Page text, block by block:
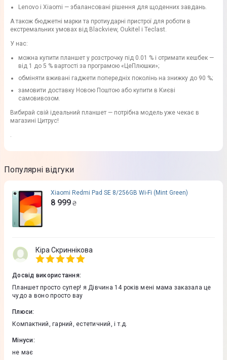
Lenovo і Xiaomi — збалансовані рішення для щоденних завдань.
А також бюджетні марки та протиударні пристрої для роботи в
екстремальних умовах від Blackview, Oukitel і Teclast.
У нас:
можна купити планшет у розстрочку під 0.01 % і отримати кешбек —
від 1 до 5 % вартості за програмою «ЦеПлюшки»;
обміняти вживані гаджети попередніх поколінь на знижку до 90 %;
замовити доставку Новою Поштою або купити в Києві
самовивозом.
Вибирай свій ідеальний планшет — потрібна модель уже чекає в
магазині Цитрус!
.
Популярні відгуки
Xiaomi Redmi Pad SE 8/256GB Wi-Fi (Mint Green)
8 999 ₴
Кіра Скриннікова
Досвід використання:
Планшет просто супер! я Дівчина 14 років мені мама заказала це
чудо а воно просто вау
Плюси:
Компактний, гарний, естетичний, і т.д.
Мінуси:
не має